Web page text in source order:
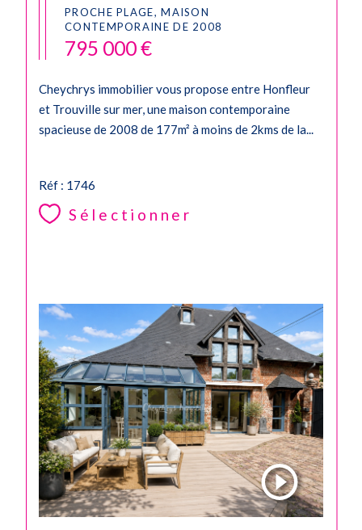
PROCHE PLAGE, MAISON
CONTEMPORAINE DE 2008
795 000 €
Cheychrys immobilier vous propose entre Honfleur
et Trouville sur mer, une maison contemporaine
spacieuse de 2008 de 177m² à moins de 2kms de la...
Réf : 1746
Sélectionner